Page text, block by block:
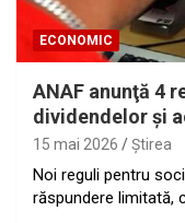
ECONOMIC
ANAF anunţă 4
dividendelor și
15 mai 2026 Ştirea
Noi reguli pentru
răspundere limitată,